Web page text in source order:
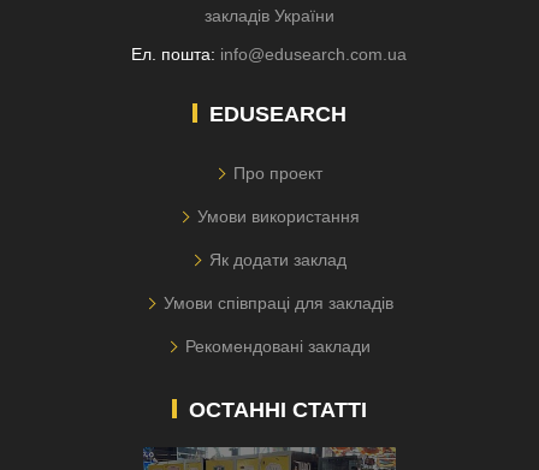
закладів України
Ел. пошта: info@edusearch.com.ua
EDUSEARCH
Про проект
Умови використання
Як додати заклад
Умови співпраці для закладів
Рекомендовані заклади
ОСТАННІ СТАТТІ